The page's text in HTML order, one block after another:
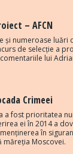
– AFCN
și numeroase luări
de selecție a
lui
Crimeei
a fost prioritatea
ei în 2014 a
în
Moscovei.